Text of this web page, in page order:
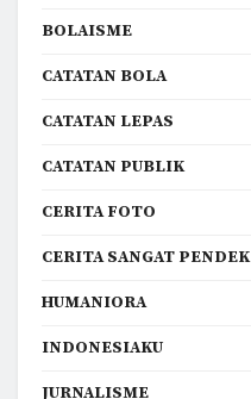
BOLAISME
CATATAN BOLA
CATATAN LEPAS
CATATAN PUBLIK
CERITA FOTO
CERITA SANGAT PENDEK
HUMANIORA
INDONESIAKU
JURNALISME